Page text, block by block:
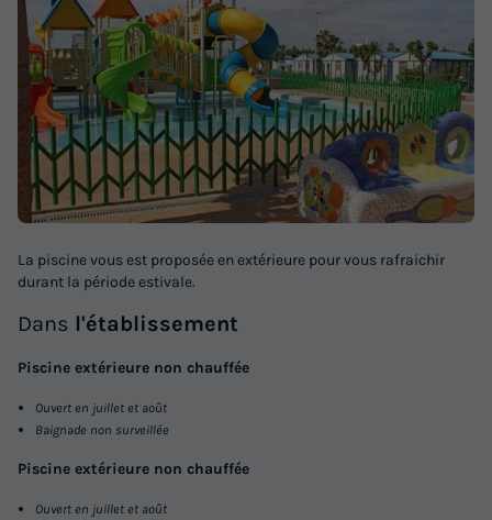
La piscine vous est proposée en extérieure pour vous rafraichir
durant la période estivale.
Dans l'établissement
Piscine extérieure non chauffée
Ouvert en juillet et août
Baignade non surveillée
Piscine extérieure non chauffée
Ouvert en juillet et août